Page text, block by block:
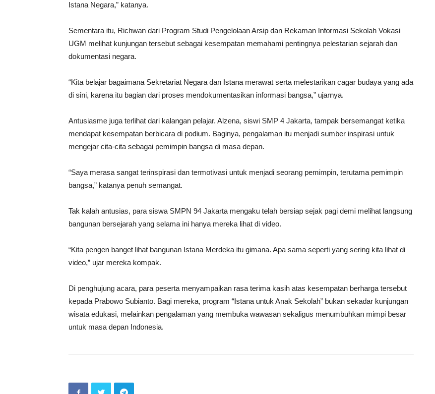
Istana Negara,” katanya.
Sementara itu, Richwan dari Program Studi Pengelolaan Arsip dan Rekaman Informasi Sekolah Vokasi
UGM melihat kunjungan tersebut sebagai kesempatan memahami pentingnya pelestarian sejarah dan
dokumentasi negara.
“Kita belajar bagaimana Sekretariat Negara dan Istana merawat serta melestarikan cagar budaya yang ada
di sini, karena itu bagian dari proses mendokumentasikan informasi bangsa,” ujarnya.
Antusiasme juga terlihat dari kalangan pelajar. Alzena, siswi SMP 4 Jakarta, tampak bersemangat ketika
mendapat kesempatan berbicara di podium. Baginya, pengalaman itu menjadi sumber inspirasi untuk
mengejar cita-cita sebagai pemimpin bangsa di masa depan.
“Saya merasa sangat terinspirasi dan termotivasi untuk menjadi seorang pemimpin, terutama pemimpin
bangsa,” katanya penuh semangat.
Tak kalah antusias, para siswa SMPN 94 Jakarta mengaku telah bersiap sejak pagi demi melihat langsung
bangunan bersejarah yang selama ini hanya mereka lihat di video.
“Kita pengen banget lihat bangunan Istana Merdeka itu gimana. Apa sama seperti yang sering kita lihat di
video,” ujar mereka kompak.
Di penghujung acara, para peserta menyampaikan rasa terima kasih atas kesempatan berharga tersebut
kepada Prabowo Subianto. Bagi mereka, program “Istana untuk Anak Sekolah” bukan sekadar kunjungan
wisata edukasi, melainkan pengalaman yang membuka wawasan sekaligus menumbuhkan mimpi besar
untuk masa depan Indonesia.